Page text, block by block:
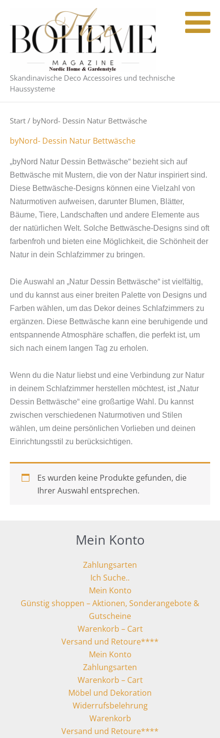
springen
Skandinavische Deco Accessoires und technische
Haussysteme
Start / byNord- Dessin Natur Bettwäsche
byNord- Dessin Natur Bettwäsche
„byNord Natur Dessin Bettwäsche“ bezieht sich auf
Bettwäsche mit Mustern, die von der Natur inspiriert sind.
Diese Bettwäsche-Designs können eine Vielzahl von
Naturmotiven aufweisen, darunter Blumen, Blätter,
Bäume, Tiere, Landschaften und andere Elemente aus
der natürlichen Welt. Solche Bettwäsche-Designs sind oft
farbenfroh und bieten eine Möglichkeit, die Schönheit der
Natur in dein Schlafzimmer zu bringen.
Die Auswahl an „Natur Dessin Bettwäsche“ ist vielfältig,
und du kannst aus einer breiten Palette von Designs und
Farben wählen, um das Dekor deines Schlafzimmers zu
ergänzen. Diese Bettwäsche kann eine beruhigende und
entspannende Atmosphäre schaffen, die perfekt ist, um
sich nach einem langen Tag zu erholen.
Wenn du die Natur liebst und eine Verbindung zur Natur
in deinem Schlafzimmer herstellen möchtest, ist „Natur
Dessin Bettwäsche“ eine großartige Wahl. Du kannst
zwischen verschiedenen Naturmotiven und Stilen
wählen, um deine persönlichen Vorlieben und deinen
Einrichtungsstil zu berücksichtigen.
Es wurden keine Produkte gefunden, die
Ihrer Auswahl entsprechen.
Mein Konto
Zahlungsarten
Ich Suche..
Mein Konto
Günstig shoppen – Aktionen, Sonderangebote &
Gutscheine
Warenkorb – Cart
Versand und Retoure****
Mein Konto
Zahlungsarten
Warenkorb – Cart
Möbel und Dekoration
Widerrufsbelehrung
Warenkorb
Versand und Retoure****